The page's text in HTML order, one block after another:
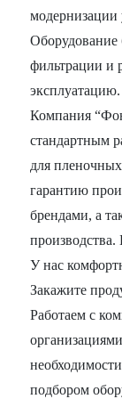
Оборудование
фильтрации и
эксплуатацию.
Компания
стандартным
для
гарантию
брендами, а
У нас
Закажите
Работаем с
подбором